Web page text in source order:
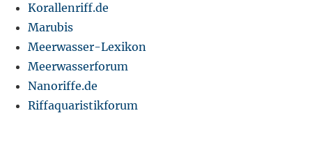
Korallenriff.de
Marubis
Meerwasser-Lexikon
Meerwasserforum
Nanoriffe.de
Riffaquaristikforum